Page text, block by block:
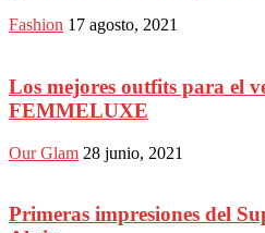
Fashion 17 agosto, 2021
Los mejores outfits para el
FEMMELUXE
Our Glam 28 junio, 2021
Primeras impresiones del